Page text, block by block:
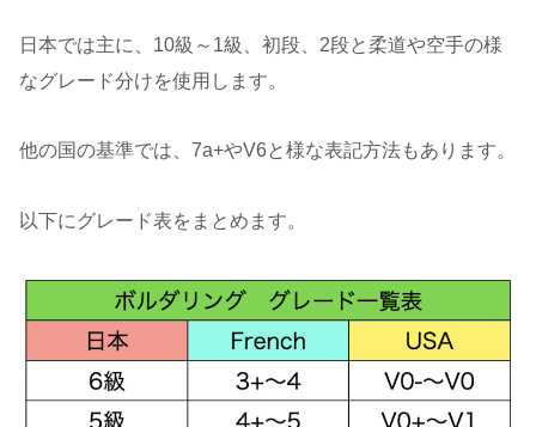
日本では主に、10級～1級、初段、2段と柔道や空手の様
なグレード分けを使用します。
他の国の基準では、7a+やV6と様な表記方法もあります。
以下にグレード表をまとめます。